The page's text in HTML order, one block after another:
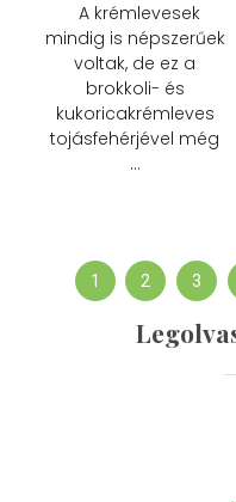
A krémlevesek
mindig is népszerűek
voltak, de ez a
brokkoli- és
kukoricakrémleves
tojásfehérjével még
…
1 2 3